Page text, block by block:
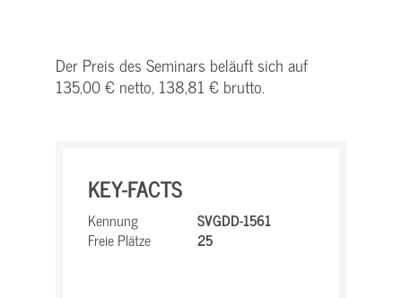
Der Preis des Seminars beläuft sich auf
135,00 € netto, 138,81 € brutto.
KEY-FACTS
Kennung
SVGDD-1561
Freie Plätze
25